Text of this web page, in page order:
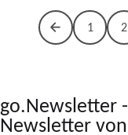
1 2
go.Newsletter
Newsletter von